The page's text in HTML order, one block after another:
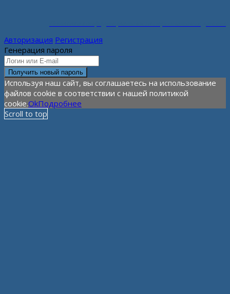
Авторизация Регистрация
Генерация пароля
Используя наш сайт, вы соглашаетесь на использование
файлов cookie в соответствии с нашей политикой
cookie.OkПодробнее
Scroll to top